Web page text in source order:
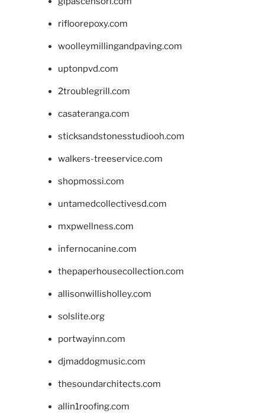
rifloorepoxy.com
woolleymillingandpaving.com
uptonpvd.com
2troublegrill.com
casateranga.com
sticksandstonesstudiooh.com
walkers-treeservice.com
shopmossi.com
untamedcollectivesd.com
mxpwellness.com
infernocanine.com
thepaperhousecollection.com
allisonwillisholley.com
solslite.org
portwayinn.com
djmaddogmusic.com
thesoundarchitects.com
allin1roofing.com